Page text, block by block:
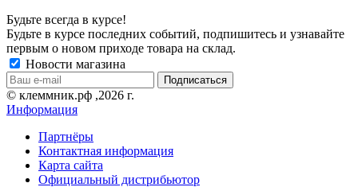
Будьте всегда в курсе!
Будьте в курсе последних событий, подпишитесь и узнавайте
первым о новом приходе товара на склад.
Новости магазина
© клеммник.рф ,2026 г.
Информация
Партнёры
Контактная информация
Карта сайта
Официальный дистрибьютор